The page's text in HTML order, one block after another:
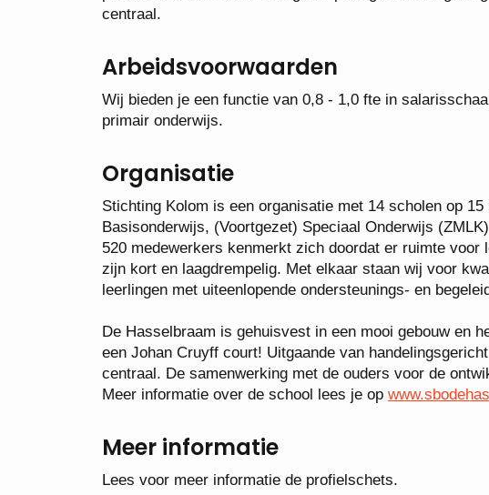
centraal.
Arbeidsvoorwaarden
Wij bieden je een functie van 0,8 - 1,0 fte in
primair onderwijs.
Organisatie
Stichting Kolom is een organisatie met 14 scholen op
Basisonderwijs, (Voortgezet) Speciaal Onderwijs
520 medewerkers kenmerkt zich doordat er ruimte
zijn kort en laagdrempelig. Met elkaar staan wij voor
leerlingen met uiteenlopende ondersteunings- en
De Hasselbraam is gehuisvest in een mooi gebouw en
een Johan Cruyff court! Uitgaande van
centraal. De samenwerking met de ouders voor de
Meer informatie over de school lees je op
Meer informatie
Lees voor meer informatie de profielschets.